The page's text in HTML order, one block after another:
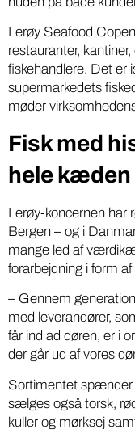
Lerøy Seafood
restauranter,
fiskehandlere. Det er
supermarkedets
møder
Fisk med
hele kæden
Lerøy-koncernen har
Bergen – og i
mange led af
forarbejdning i form
– Gennem
med leverandører,
får ind ad døren, er i
der går ud af vores
Sortimentet spænder
sælges også torsk,
kuller og mørksej